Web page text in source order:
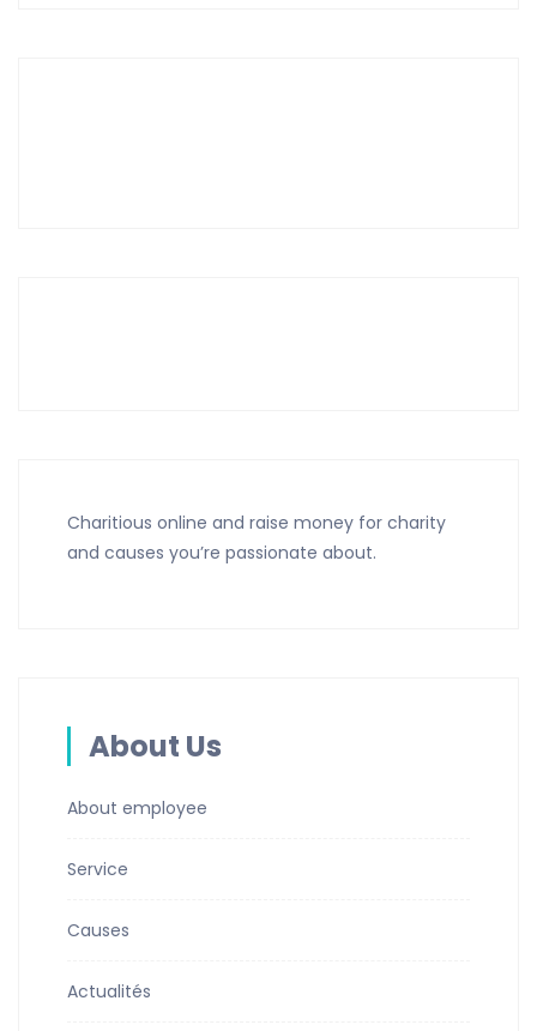
Charitious online and raise money for charity
and causes you’re passionate about.
About Us
About employee
Service
Causes
Actualités